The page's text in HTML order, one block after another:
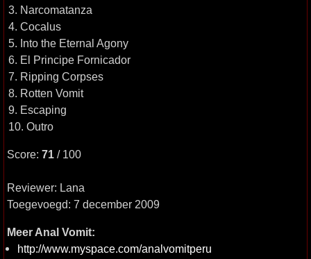
3. Narcomatanza
4. Cocalus
5. Into the Eternal Agony
6. El Principe Fornicador
7. Ripping Corpses
8. Rotten Vomit
9. Escaping
10. Outro
Score: 71 / 100
Reviewer: Lana
Toegevoegd: 7 december 2009
Meer Anal Vomit:
http://www.myspace.com/analvomitperu